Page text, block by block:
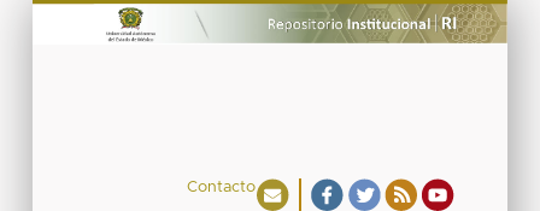
Contacto